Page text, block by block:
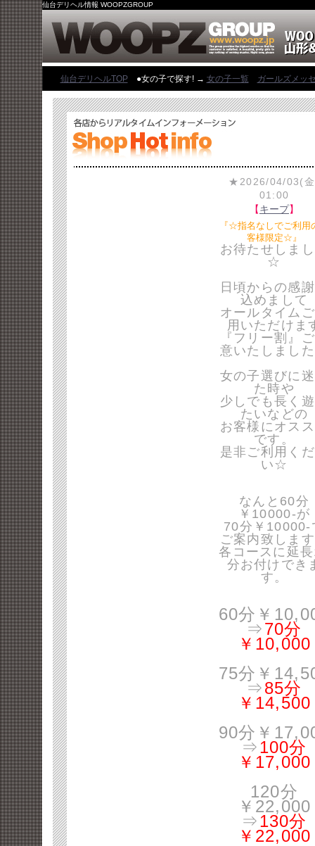
仙台デリヘル情報 WOOPZGROUP
仙台デリヘルTOP●女の子で探す! → 女の子一覧 ガールズメッ
★2026/04/03(
01:00
【キープ】
『☆指名なしでご利用
客様限定☆』
お待たせしま
☆
日頃からの感
込めまして
オールタイム
用いただけま
『フリー割』
意いたしまし
女の子選びに
た時や
少しでも長く
たいなどの
お客様にオス
です。
是非ご利用く
い☆
なんと60分
￥10000-が
70分￥10000-
ご案内致しま
各コースに延
分お付けでき
す。
60分￥
⇒70分
￥10,000
75分￥
⇒85分
￥14,500
90分￥
⇒100分
￥17,000
120分
￥22,000
⇒130分
￥22,000